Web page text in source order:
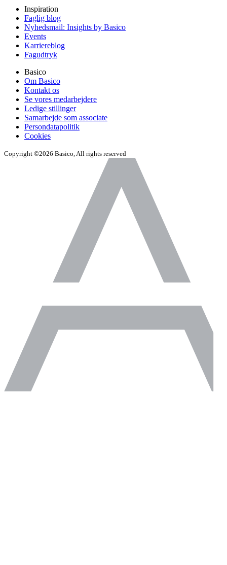
Inspiration
Faglig blog
Nyhedsmail: Insights by Basico
Events
Karriereblog
Fagudtryk
Basico
Om Basico
Kontakt os
Se vores medarbejdere
Ledige stillinger
Samarbejde som associate
Persondatapolitik
Cookies
Copyright ©2026 Basico, All rights reserved